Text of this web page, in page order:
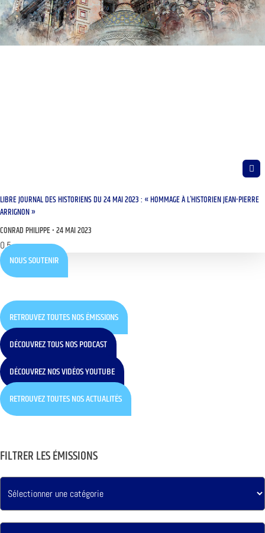
LIBRE JOURNAL DES HISTORIENS DU 24 MAI 2023 : « HOMMAGE À L’HISTORIEN JEAN-PIERRE
ARRIGNON »
CONRAD PHILIPPE 24 MAI 2023
NOUS SOUTENIR
RETROUVEZ TOUTES NOS ÉMISSIONS
DÉCOUVREZ TOUS NOS PODCAST
DÉCOUVREZ NOS VIDÉOS YOUTUBE
RETROUVEZ TOUTES NOS ACTUALITÉS
FILTRER LES ÉMISSIONS